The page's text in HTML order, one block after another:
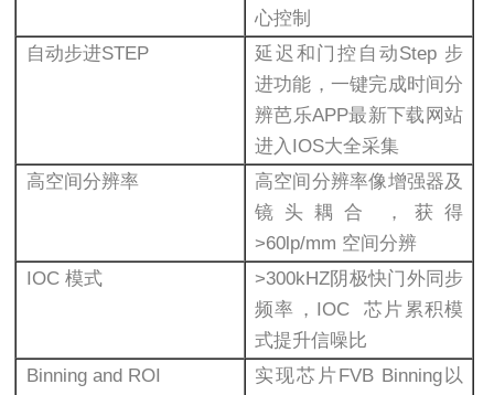
心控制
自动步进STEP
延迟和门控自动Step 步
进功能，一键完成时间分
辨芭乐APP最新下载网站
进入IOS大全采集
高空间分辨率
高空间分辨率像增强器及
镜头耦合，获得
>60lp/mm 空间分辨
IOC 模式
>300kHZ阴极快门外同步
频率，IOC 芯片累积模
式提升信噪比
Binning and ROI
实现芯片FVB Binning以